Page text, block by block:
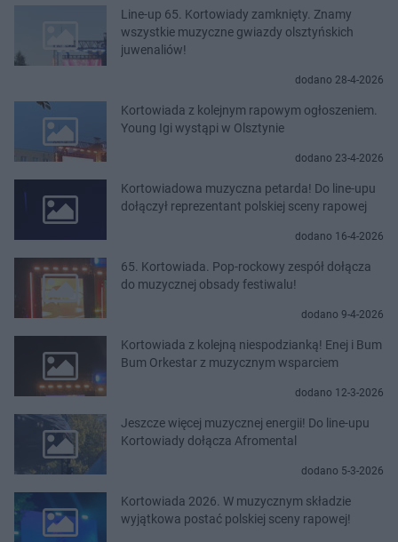
Line-up 65. Kortowiady zamknięty. Znamy
wszystkie muzyczne gwiazdy olsztyńskich
juwenaliów!
dodano 28-4-2026
Kortowiada z kolejnym rapowym ogłoszeniem.
Young Igi wystąpi w Olsztynie
dodano 23-4-2026
Kortowiadowa muzyczna petarda! Do line-upu
dołączył reprezentant polskiej sceny rapowej
dodano 16-4-2026
65. Kortowiada. Pop-rockowy zespół dołącza
do muzycznej obsady festiwalu!
dodano 9-4-2026
Kortowiada z kolejną niespodzianką! Enej i Bum
Bum Orkestar z muzycznym wsparciem
dodano 12-3-2026
Jeszcze więcej muzycznej energii! Do line-upu
Kortowiady dołącza Afromental
dodano 5-3-2026
Kortowiada 2026. W muzycznym składzie
wyjątkowa postać polskiej sceny rapowej!